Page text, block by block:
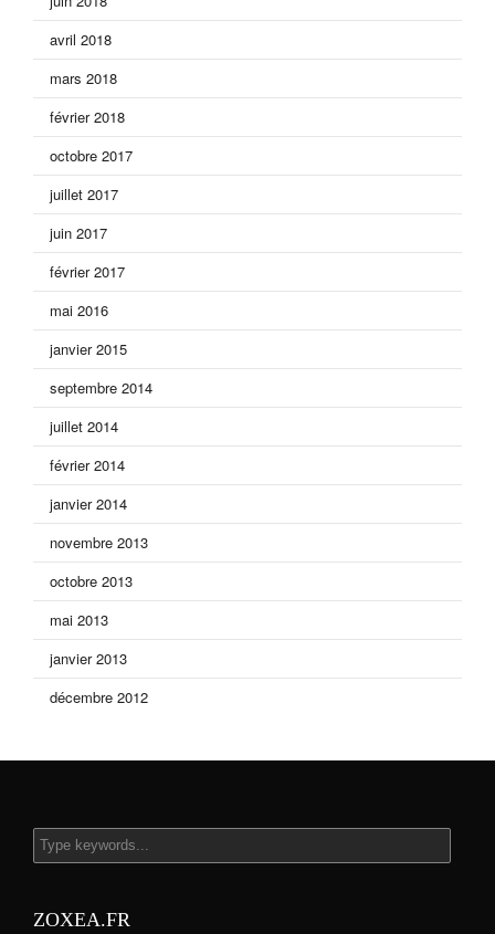
avril 2018
mars 2018
février 2018
octobre 2017
juillet 2017
juin 2017
février 2017
mai 2016
janvier 2015
septembre 2014
juillet 2014
février 2014
janvier 2014
novembre 2013
octobre 2013
mai 2013
janvier 2013
décembre 2012
ZOXEA.FR